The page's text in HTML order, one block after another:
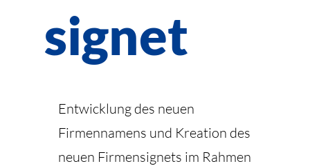
signet
Entwicklung des neuen
Firmennamens und Kreation des
neuen Firmensignets im Rahmen